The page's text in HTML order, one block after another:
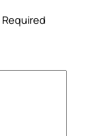
Required